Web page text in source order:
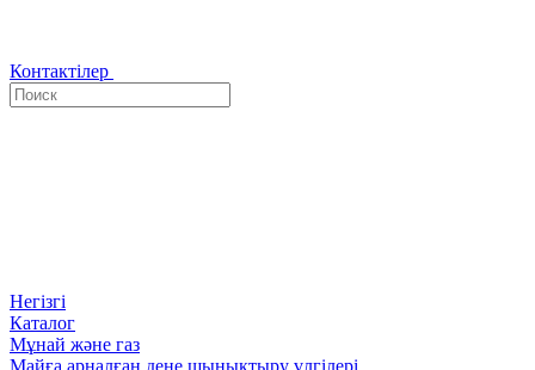
Контактілер
Негізгі
Каталог
Мұнай және газ
Майға арналған дене шынықтыру үлгілері